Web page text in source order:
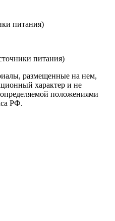
питания)
питания)
размещенные на нем,
характер и не
положениями
РФ.